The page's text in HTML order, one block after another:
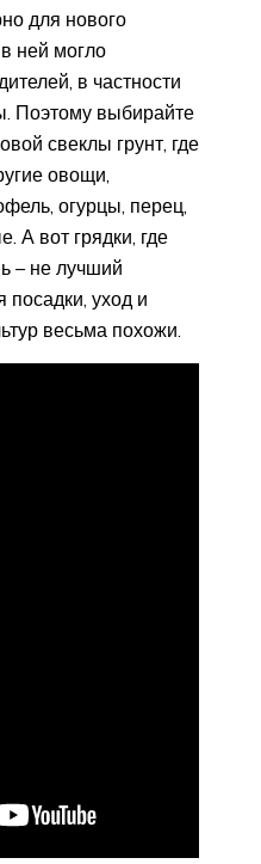
для нового
ней могло
в частности
Поэтому выбирайте
свеклы грунт, где
овощи,
огурцы, перец,
А вот грядки, где
– не лучший
посадки, уход и
весьма похожи.